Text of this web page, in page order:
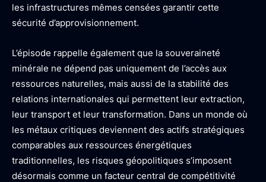
les infrastructures mêmes censées garantir cette
sécurité d’approvisionnement.
L’épisode rappelle également que la souveraineté
minérale ne dépend pas uniquement de l’accès aux
ressources naturelles, mais aussi de la stabilité des
relations internationales qui permettent leur extraction,
leur transport et leur transformation. Dans un monde où
les métaux critiques deviennent des actifs stratégiques
comparables aux ressources énergétiques
traditionnelles, les risques géopolitiques s’imposent
désormais comme un facteur central de compétitivité